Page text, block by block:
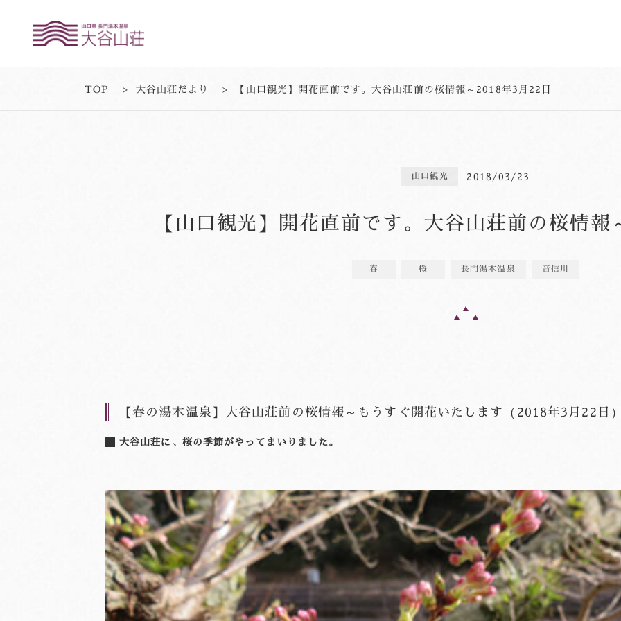
TOP 大谷山荘だより 【山口観光】開花直前です。大谷山荘前の桜情報～2018年3月22日
山口観光 2018/03/23
【山口観光】開花直前です。大谷山荘前の桜情
春 桜 長門湯本温泉 音信川
【春の湯本温泉】大谷山荘前の桜情報～もうすぐ開花いたします（2018年3月22日
大谷山荘に、桜の季節がやってまいりました。